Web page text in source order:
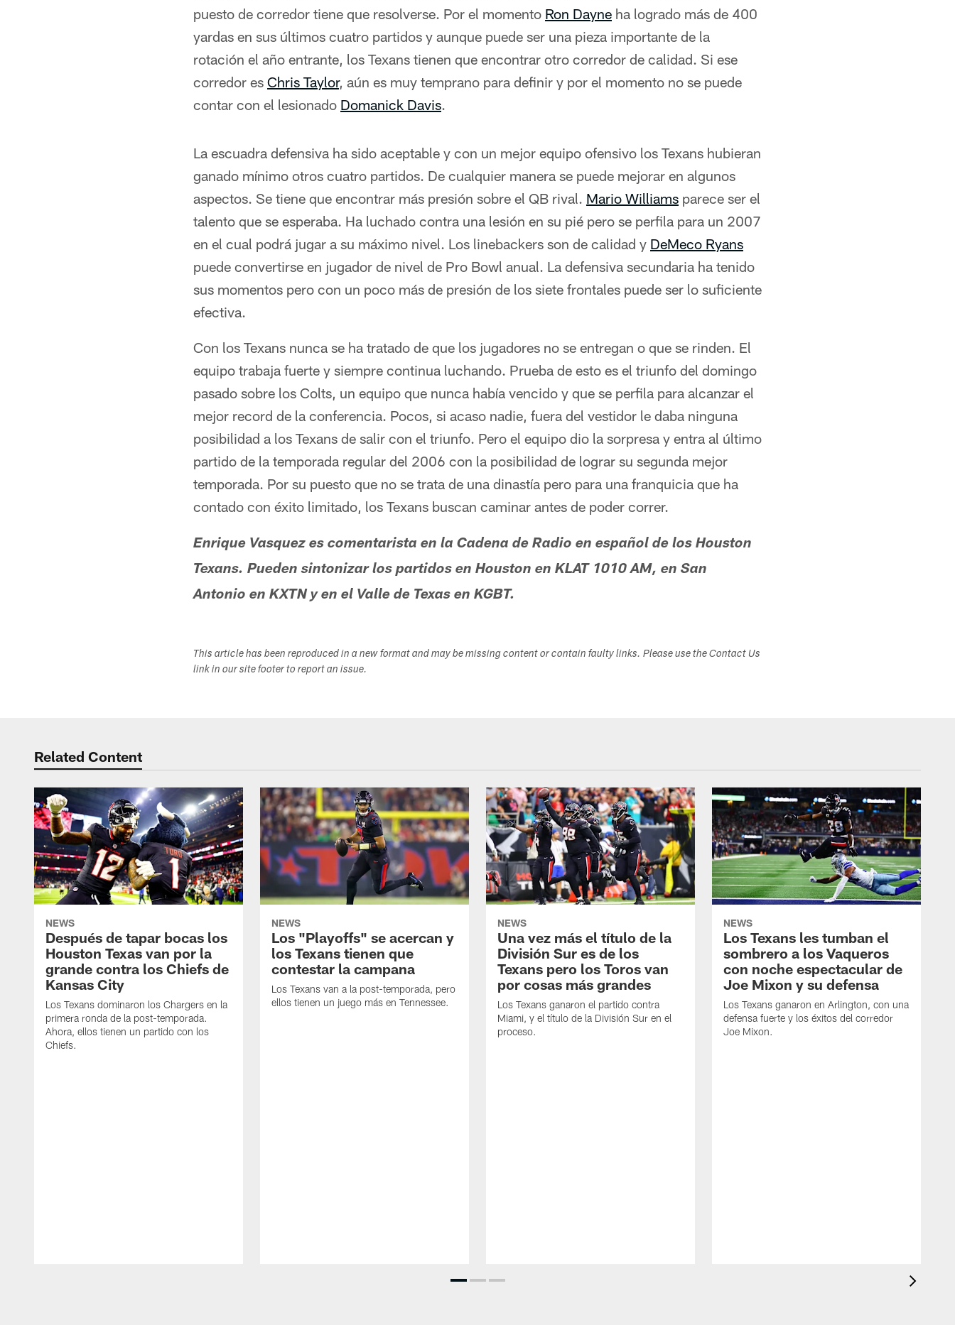
puesto de corredor tiene que resolverse. Por el momento Ron Dayne ha logrado más de 400
yardas en sus últimos cuatro partidos y aunque puede ser una pieza importante de la
rotación el año entrante, los Texans tienen que encontrar otro corredor de calidad. Si ese
corredor es Chris Taylor, aún es muy temprano para definir y por el momento no se puede
contar con el lesionado Domanick Davis.
La escuadra defensiva ha sido aceptable y con un mejor equipo ofensivo los Texans hubieran
ganado mínimo otros cuatro partidos. De cualquier manera se puede mejorar en algunos
aspectos. Se tiene que encontrar más presión sobre el QB rival. Mario Williams parece ser el
talento que se esperaba. Ha luchado contra una lesión en su pié pero se perfila para un 2007
en el cual podrá jugar a su máximo nivel. Los linebackers son de calidad y DeMeco Ryans
puede convertirse en jugador de nivel de Pro Bowl anual. La defensiva secundaria ha tenido
sus momentos pero con un poco más de presión de los siete frontales puede ser lo suficiente
efectiva.
Con los Texans nunca se ha tratado de que los jugadores no se entregan o que se rinden. El
equipo trabaja fuerte y siempre continua luchando. Prueba de esto es el triunfo del domingo
pasado sobre los Colts, un equipo que nunca había vencido y que se perfila para alcanzar el
mejor record de la conferencia. Pocos, si acaso nadie, fuera del vestidor le daba ninguna
posibilidad a los Texans de salir con el triunfo. Pero el equipo dio la sorpresa y entra al último
partido de la temporada regular del 2006 con la posibilidad de lograr su segunda mejor
temporada. Por su puesto que no se trata de una dinastía pero para una franquicia que ha
contado con éxito limitado, los Texans buscan caminar antes de poder correr.
Enrique Vasquez es comentarista en la Cadena de Radio en español de los Houston
Texans. Pueden sintonizar los partidos en Houston en KLAT 1010 AM, en San
Antonio en KXTN y en el Valle de Texas en KGBT.
This article has been reproduced in a new format and may be missing content or contain faulty links. Please use the Contact Us
link in our site footer to report an issue.
Related Content
NEWS
Después de tapar bocas los
Houston Texas van por la
grande contra los Chiefs de
Kansas City
Los Texans dominaron los Chargers en la
primera ronda de la post-temporada.
Ahora, ellos tienen un partido con los
Chiefs.
NEWS
Los "Playoffs" se acercan y
los Texans tienen que
contestar la campana
Los Texans van a la post-temporada, pero
ellos tienen un juego más en Tennessee.
NEWS
Una vez más el título de la
División Sur es de los
Texans pero los Toros van
por cosas más grandes
Los Texans ganaron el partido contra
Miami, y el título de la División Sur en el
proceso.
NEWS
Los Texans les tumban el
sombrero a los Vaqueros
con noche espectacular de
Joe Mixon y su defensa
Los Texans ganaron en Arlington, con una
defensa fuerte y los éxitos del corredor
Joe Mixon.